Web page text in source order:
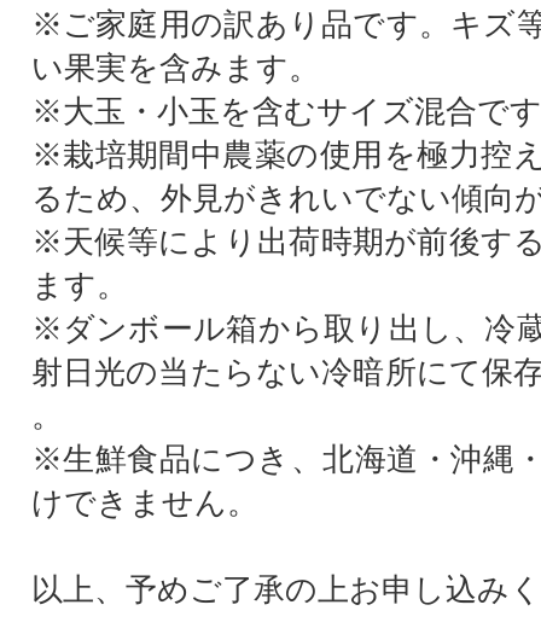
※ご家庭用の訳あり品です。キズ
い果実を含みます。
※大玉・小玉を含むサイズ混合で
※栽培期間中農薬の使用を極力控
るため、外見がきれいでない傾向
※天候等により出荷時期が前後す
ます。
※ダンボール箱から取り出し、冷
射日光の当たらない冷暗所にて保
。
※生鮮食品につき、北海道・沖縄
けできません。
以上、予めご了承の上お申し込み